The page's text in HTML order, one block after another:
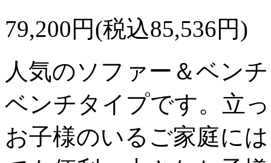
79,200円(税込85,536円)
人気のソファー＆ベン
ベンチタイプです。立
お子様のいるご家庭に